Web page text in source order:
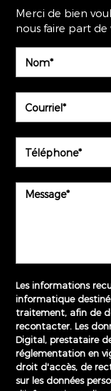
Merci de bien
nous faire part de
Les informations
informatique
traitement, afin de
recontacter. Les
Digital, prestataire
réglementation en
droit d'accès, de
sur les données